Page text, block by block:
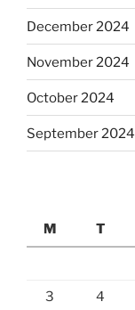
December 2024
November 2024
October 2024
September 2024
M
T
3 4